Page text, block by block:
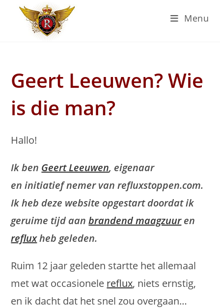
Menu
Geert Leeuwen? Wie
is die man?
Hallo!
Ik ben Geert Leeuwen, eigenaar
en initiatief nemer van refluxstoppen.com.
Ik heb deze website opgestart doordat ik
geruime tijd aanbrandend maagzuuren
refluxheb geleden.
Ruim 12 jaar geleden startte het allemaal
met wat occasionele reflux, niets ernstig,
en ik dacht dat het snel zou overgaan…